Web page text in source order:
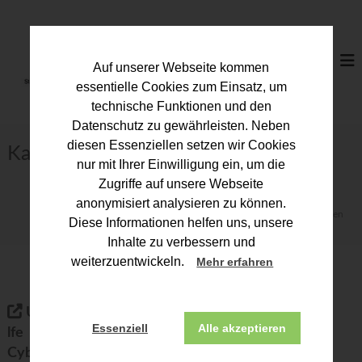
Auf unserer Webseite kommen
essentielle Cookies zum Einsatz, um
technische Funktionen und den
Datenschutz zu gewährleisten. Neben
diesen Essenziellen setzen wir Cookies
nur mit Ihrer Einwilligung ein, um die
Zugriffe auf unsere Webseite
anonymisiert analysieren zu können.
Diese Informationen helfen uns, unsere
Inhalte zu verbessern und
weiterzuentwickeln.
Mehr erfahren
Essenziell Alle akzeptieren
S
e
u
e
r
b
e
r
a
t
e
r
Kategorie:Fachinformationen
Umsetzungshi
lfe
Cybersicherheit
Steuerberatungs